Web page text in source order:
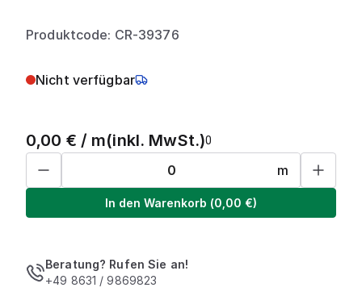
Produktcode: CR-39376
Nicht verfügbar
0
0,00 € / m(inkl. MwSt.)
m
In den Warenkorb (0,00 €)
Beratung? Rufen Sie an!
+49 8631 / 9869823